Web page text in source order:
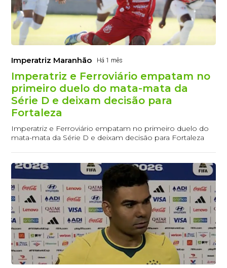
Imperatriz Maranhão Há 1 mês
Imperatriz e Ferroviário empatam no
primeiro duelo do mata-mata da
Série D e deixam decisão para
Fortaleza
Imperatriz e Ferroviário empatam no primeiro duelo do
mata-mata da Série D e deixam decisão para Fortaleza